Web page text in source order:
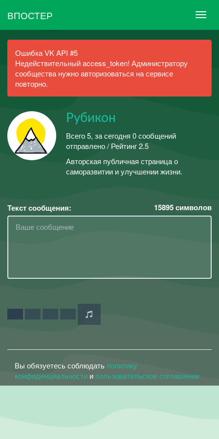
ВПОСТЕР
Ошибка VK API #5
Недействительный access_token! Администратору
сообщества нужно авторизоваться на сервисе
повторно.
Рубикон
Всего 5, за сегодня 0 сообщений
отправлено / Рейтинг 2.5
Авторская публичная страница о
саморазвитии и улучшении жизни.
Текст сообщения: 15895символов
Вы обязуетесь соблюдать политику
конфиденциальности и пользовательское соглашение